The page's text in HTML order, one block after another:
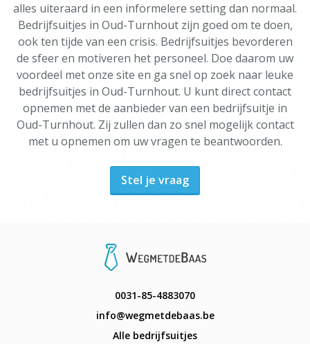
alles uiteraard in een informelere setting dan normaal.
Bedrijfsuitjes in Oud-Turnhout zijn goed om te doen,
ook ten tijde van een crisis. Bedrijfsuitjes bevorderen
de sfeer en motiveren het personeel. Doe daarom uw
voordeel met onze site en ga snel op zoek naar leuke
bedrijfsuitjes in Oud-Turnhout. U kunt direct contact
opnemen met de aanbieder van een bedrijfsuitje in
Oud-Turnhout. Zij zullen dan zo snel mogelijk contact
met u opnemen om uw vragen te beantwoorden.
Stel je vraag
0031-85-4883070
info@wegmetdebaas.be
Alle bedrijfsuitjes